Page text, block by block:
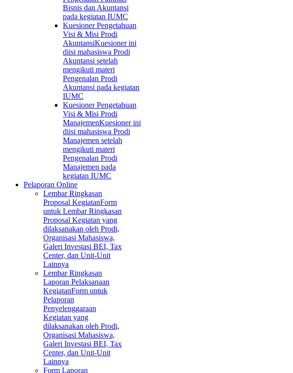
Bisnis dan Akuntansi
pada kegiatan IUMC
Kuesioner Pengetahuan
Visi & Misi Prodi
AkuntansiKuesioner ini
diisi mahasiswa Prodi
Akuntansi setelah
mengikuti materi
Pengenalan Prodi
Akuntansi pada kegiatan
IUMC
Kuesioner Pengetahuan
Visi & Misi Prodi
ManajemenKuesioner ini
diisi mahasiswa Prodi
Manajemen setelah
mengikuti materi
Pengenalan Prodi
Manajemen pada
kegiatan IUMC
Pelaporan Online
Lembar Ringkasan
Proposal KegiatanForm
untuk Lembar Ringkasan
Proposal Kegiatan yang
dilaksanakan oleh Prodi,
Organisasi Mahasiswa,
Galeri Investasi BEI, Tax
Center, dan Unit-Unit
Lainnya
Lembar Ringkasan
Laporan Pelaksanaan
KegiatanForm untuk
Pelaporan
Penyelenggaraan
Kegiatan yang
dilaksanakan oleh Prodi,
Organisasi Mahasiswa,
Galeri Investasi BEI, Tax
Center, dan Unit-Unit
Lainnya
Form Laporan